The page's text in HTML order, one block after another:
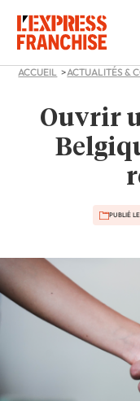
ACCUEIL ACTUALITÉS &
Ouvrir
PUBLIÉ